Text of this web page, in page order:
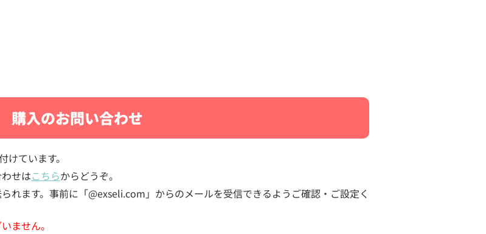
購入のお問い合わせ
ています。
せはこちらからどうぞ。
れます。事前に「@exseli.com」からのメールを受信できるようご確認・ご設定く
ません。